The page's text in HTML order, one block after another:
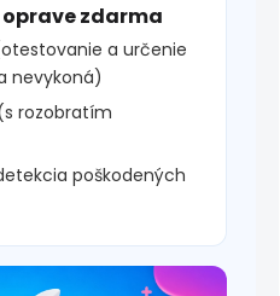
zdarma
a určenie
nevykoná)
rozobratím
poškodených